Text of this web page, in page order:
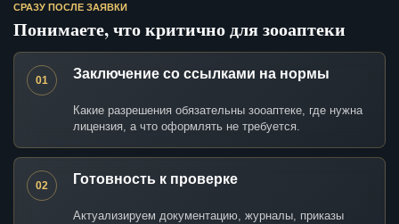
СРАЗУ ПОСЛЕ ЗАЯВКИ
Понимаете, что критично для зооаптеки
01 Заключение со ссылками на нормы
Какие разрешения обязательны зооаптеке, где нужна
лицензия, а что оформлять не требуется.
02 Готовность к проверке
Актуализируем документацию, журналы, приказы